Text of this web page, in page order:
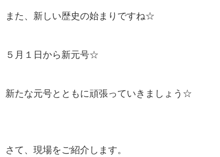
また、新しい歴史の始まりですね☆
５月１日から新元号☆
新たな元号とともに頑張っていきましょう☆
さて、現場をご紹介します。